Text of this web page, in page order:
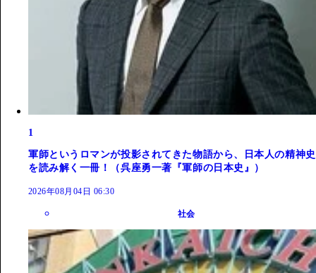
1
軍師というロマンが投影されてきた物語から、日本人の精神史
を読み解く一冊！（呉座勇一著『軍師の日本史』）
2026年08月04日 06:30
社会